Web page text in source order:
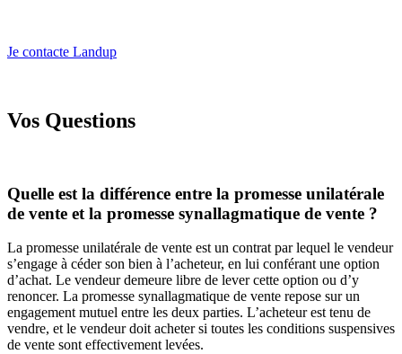
Je contacte Landup
Vos Questions
Quelle est la différence entre la promesse unilatérale
de vente et la promesse synallagmatique de vente ?
La promesse unilatérale de vente est un contrat par lequel le vendeur
s’engage à céder son bien à l’acheteur, en lui conférant une option
d’achat. Le vendeur demeure libre de lever cette option ou d’y
renoncer. La promesse synallagmatique de vente repose sur un
engagement mutuel entre les deux parties. L’acheteur est tenu de
vendre, et le vendeur doit acheter si toutes les conditions suspensives
de vente sont effectivement levées.